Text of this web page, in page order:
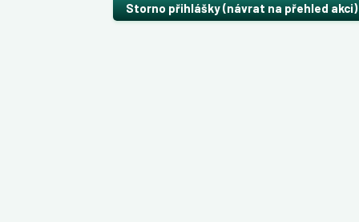
Storno přihlášky (návrat na přehled akci)